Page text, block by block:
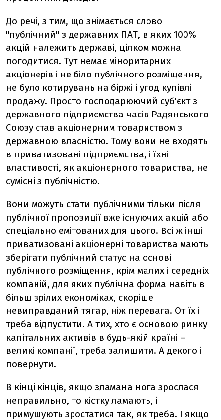
До речі, з тим, що знімається слово
"публічний" з державних ПАТ, в яких 100%
акцій належить державі, цілком можна
погодитися. Тут немає міноритарних
акціонерів і не біло публічного розміщення,
не було котирувань на біржі і угод купівлі
продажу. Просто господарюючий суб'єкт з
державного підприємства часів Радянського
Союзу став акціонерним товариством з
державною власністю. Тому вони не входять
в приватизовані підприємства, і їхні
властивості, як акціонерного товариства, не
сумісні з публічністю.
Вони можуть стати публічними тільки після
публічної пропозиції вже існуючих акцій або
спеціально емітованих для цього. Всі ж інші
приватизовані акціонерні товариства мають
зберігати публічний статус на основі
публічного розміщення, крім малих і середніх
компаній, для яких публічна форма навіть в
більш зрілих економіках, скоріше
невиправданий тягар, ніж перевага. От їх і
треба відпустити. А тих, хто є основою ринку
капітальних активів в будь-якій країні –
великі компанії, треба залишити. А декого і
повернути.
В кінці кінців, якщо зламана нога зрослася
неправильно, то кістку ламають, і
примушують зростатися так, як треба. І якщо